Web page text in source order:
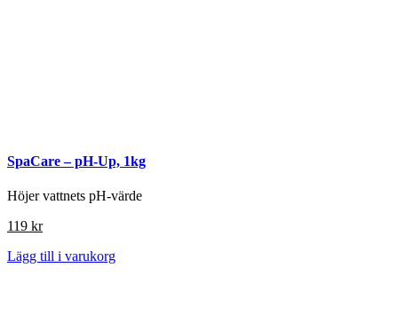
SpaCare – pH-Up, 1kg
Höjer vattnets pH-värde
119 kr
Lägg till i varukorg